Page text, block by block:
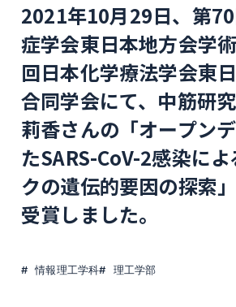
2021年10月29日、第
症学会東日本地方会学
回日本化学療法学会東
合同学会にて、中筋研
莉香さんの「オープン
たSARS-CoV-2感染に
クの遺伝的要因の探索
受賞しました。
情報理工学科 理工学部